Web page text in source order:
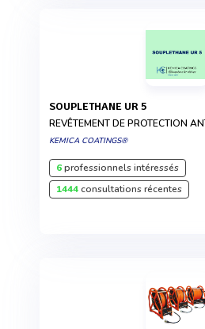
SOUPLETHANE UR 5
REVÊTEMENT DE PROTECTION
KEMICA COATINGS®
6professionnels intéressés
1444consultations récentes